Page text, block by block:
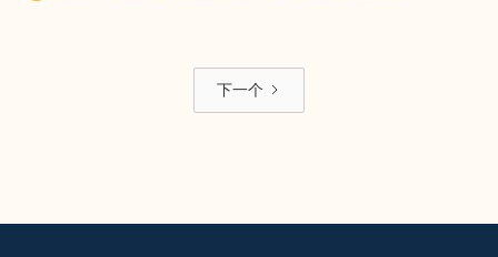
下一个